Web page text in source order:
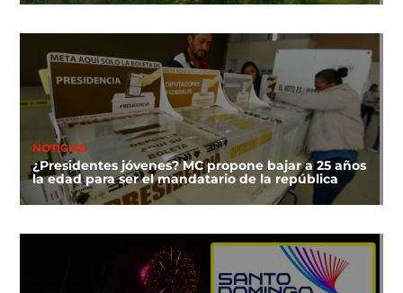
NOTICIAS
¿Presidentes jóvenes? MC propone bajar a 25 años
la edad para ser el mandatario de la república